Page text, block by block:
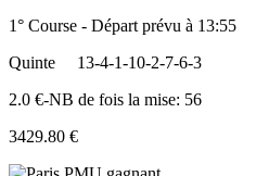
1° Course - Départ prévu à 13:55
Quinte
13-4-1-10-2-7-6-3
2.0 €-NB de fois la mise: 56
3429.80 €